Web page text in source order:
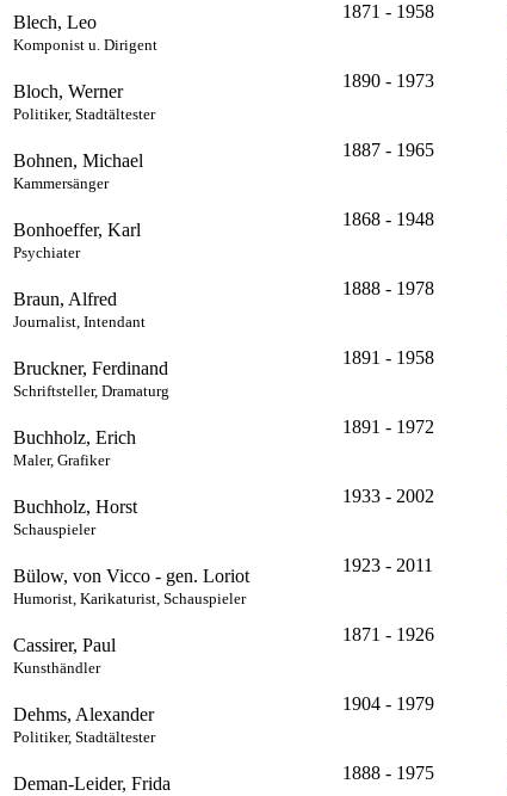
Blech, Leo
Komponist u. Dirigent
1871 - 1958
Bloch, Werner
Politiker, Stadtältester
1890 - 1973
Bohnen, Michael
Kammersänger
1887 - 1965
Bonhoeffer, Karl
Psychiater
1868 - 1948
Braun, Alfred
Journalist, Intendant
1888 - 1978
Bruckner, Ferdinand
Schriftsteller, Dramaturg
1891 - 1958
Buchholz, Erich
Maler, Grafiker
1891 - 1972
Buchholz, Horst
Schauspieler
1933 - 2002
Bülow, von Vicco - gen. Loriot
Humorist, Karikaturist, Schauspieler
1923 - 2011
Cassirer, Paul
Kunsthändler
1871 - 1926
Dehms, Alexander
Politiker, Stadtältester
1904 - 1979
Deman-Leider, Frida
1888 - 1975